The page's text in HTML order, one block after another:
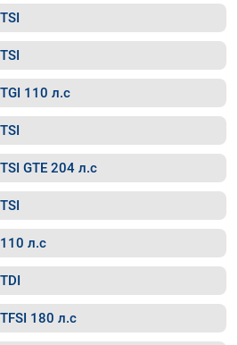
110 л.с
GTE 204 л.с
л.с
180 л.с